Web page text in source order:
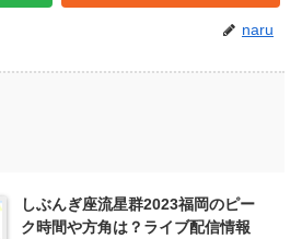
naru
しぶんぎ座流星群2023福岡のピー
ク時間や方角は？ライブ配信情報